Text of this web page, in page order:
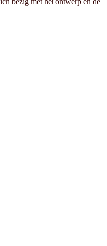
bezig met het ontwerp en de